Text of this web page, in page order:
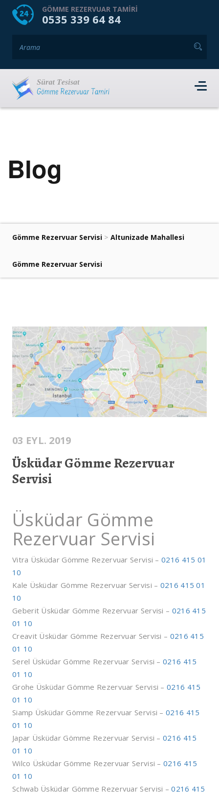
HOME HAKKIMIZDA
GÖMME REZERVUAR TAMIRI
0535 339 64 84
Blog
Gömme Rezervuar Servisi > Altunizade Mahallesi
Gömme Rezervuar Servisi
03 EYL. 2019
Üsküdar Gömme Rezervuar
Servisi
Üsküdar Gömme
Rezervuar Servisi
Vitra Üsküdar Gömme Rezervuar Servisi – 0216 415 01
10
Kale Üsküdar Gömme Rezervuar Servisi – 0216 415 01
10
Geberit Üsküdar Gömme Rezervuar Servisi – 0216 415
01 10
Creavit Üsküdar Gömme Rezervuar Servisi – 0216 415
01 10
Serel Üsküdar Gömme Rezervuar Servisi – 0216 415
01 10
Grohe Üsküdar Gömme Rezervuar Servisi – 0216 415
01 10
Siamp Üsküdar Gömme Rezervuar Servisi – 0216 415
01 10
Japar Üsküdar Gömme Rezervuar Servisi – 0216 415
01 10
Wilco Üsküdar Gömme Rezervuar Servisi – 0216 415
01 10
Schwab Üsküdar Gömme Rezervuar Servisi –0216 415